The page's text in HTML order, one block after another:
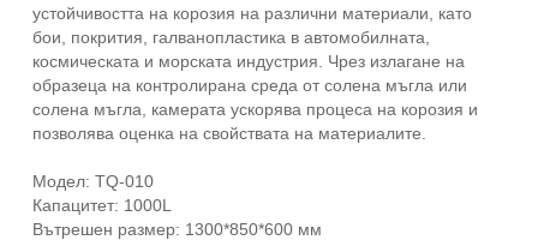
устойчивостта на корозия на различни материали, като
бои, покрития, галванопластика в автомобилната,
космическата и морската индустрия. Чрез излагане на
образеца на контролирана среда от солена мъгла или
солена мъгла, камерата ускорява процеса на корозия и
позволява оценка на свойствата на материалите.
Модел: TQ-010
Капацитет: 1000L
Вътрешен размер: 1300*850*600 мм